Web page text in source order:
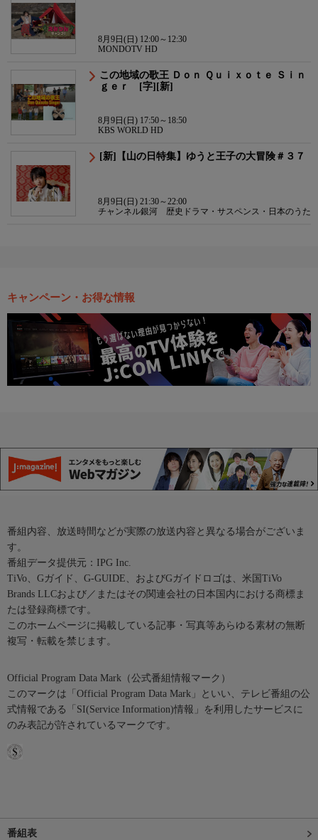
8月9日(日) 12:00～12:30
MONDOTV HD
この地域の歌王 Ｄｏｎ Ｑｕｉｘｏｔｅ Ｓｉｎ
ｇｅｒ [字][新]
8月9日(日) 17:50～18:50
KBS WORLD HD
[新]【山の日特集】ゆうと王子の大冒険＃３７
8月9日(日) 21:30～22:00
チャンネル銀河 歴史ドラマ・サスペンス・日本のうた
キャンペーン・お得な情報
番組内容、放送時間などが実際の放送内容と異なる場合がございま
す。
番組データ提供元：IPG Inc.
TiVo、Gガイド、G-GUIDE、およびGガイドロゴは、米国TiVo
Brands LLCおよび／またはその関連会社の日本国内における商標ま
たは登録商標です。
このホームページに掲載している記事・写真等あらゆる素材の無断
複写・転載を禁じます。
Official Program Data Mark（公式番組情報マーク）
このマークは「Official Program Data Mark」といい、テレビ番組の公
式情報である「SI(Service Information)情報」を利用したサービスに
のみ表記が許されているマークです。
番組表